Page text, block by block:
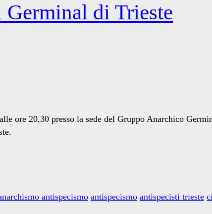
di Trieste
ore 20,30 presso la sede del Gruppo Anarchico
antispecismo antispecismo antispecisti trieste